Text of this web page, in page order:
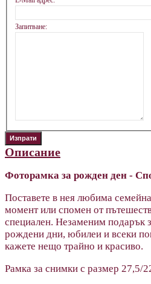
Запитване:
Описание
Фоторамка за рожден ден -
Поставете в нея любима
момент или спомен от
специален. Незаменим подарък
рождени дни, юбилеи и всеки
кажете нещо трайно и красиво.
Рамка за снимки с размер 27,5/